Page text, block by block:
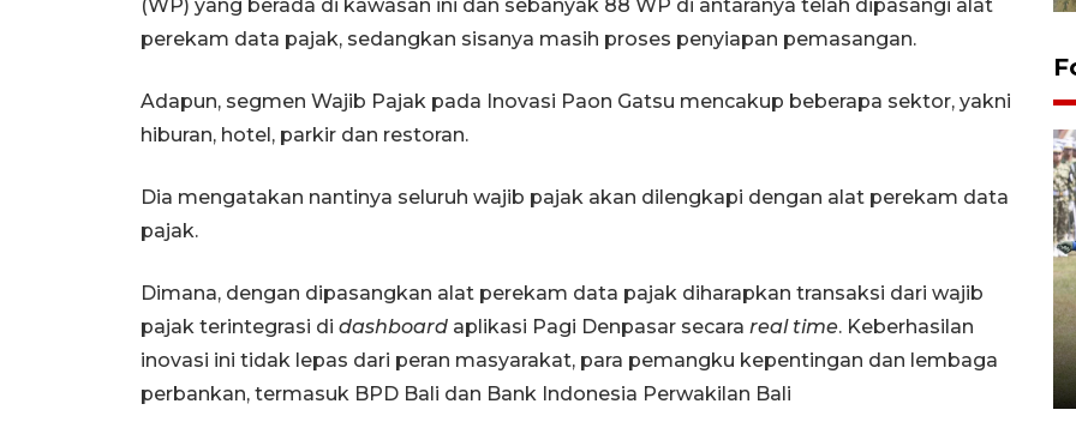
(WP) yang berada di kawasan ini dan sebanyak 88 WP di antaranya telah dipasangi alat
perekam data pajak, sedangkan sisanya masih proses penyiapan pemasangan.
Adapun, segmen Wajib Pajak pada Inovasi Paon Gatsu mencakup beberapa sektor, yakni
hiburan, hotel, parkir dan restoran.
Dia mengatakan nantinya seluruh wajib pajak akan dilengkapi dengan alat perekam data
pajak.
Dimana, dengan dipasangkan alat perekam data pajak diharapkan transaksi dari wajib
pajak terintegrasi di dashboard aplikasi Pagi Denpasar secara real time. Keberhasilan
inovasi ini tidak lepas dari peran masyarakat, para pemangku kepentingan dan lembaga
perbankan, termasuk BPD Bali dan Bank Indonesia Perwakilan Bali
Pemerintah tunda pungutan
pajak pedagang melalui
aplikasi belanja daring